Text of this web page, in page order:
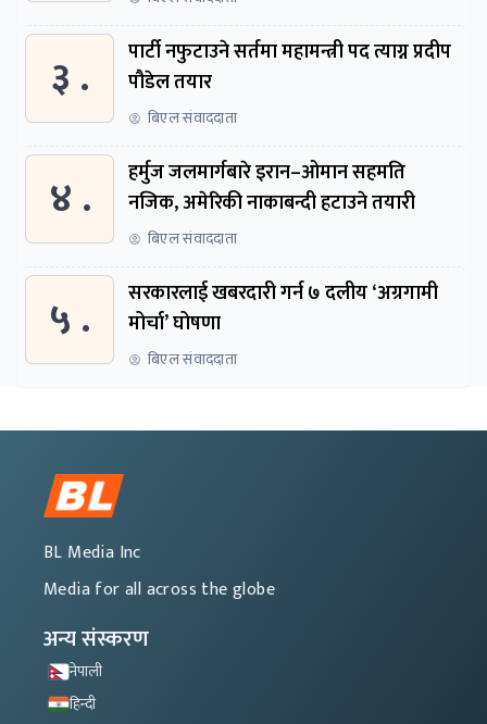
३ .
पार्टी नफुटाउने सर्तमा महामन्त्री पद त्याग्न प्रदीप
पौडेल तयार
बिएल संवाददाता
४ .
हर्मुज जलमार्गबारे इरान–ओमान सहमति
नजिक, अमेरिकी नाकाबन्दी हटाउने तयारी
बिएल संवाददाता
५ .
सरकारलाई खबरदारी गर्न ७ दलीय ‘अग्रगामी
मोर्चा’ घोषणा
बिएल संवाददाता
BL Media Inc
Media for all across the globe
अन्य संस्करण
नेपाली
हिन्दी